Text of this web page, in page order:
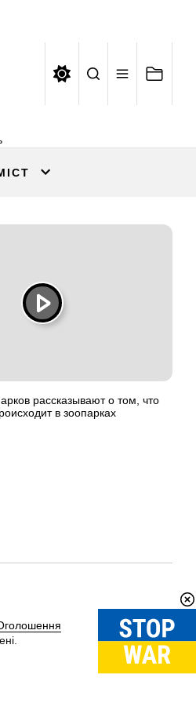
рассказывают о том, что
в зоопарках
Вгору↑